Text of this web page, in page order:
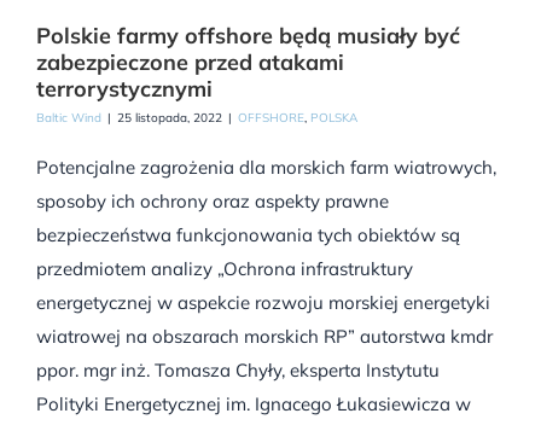
Polskie farmy offshore będą musiały być
zabezpieczone przed atakami
terrorystycznymi
Baltic Wind | 25 listopada, 2022 | OFFSHORE, POLSKA
Potencjalne zagrożenia dla morskich farm wiatrowych,
sposoby ich ochrony oraz aspekty prawne
bezpieczeństwa funkcjonowania tych obiektów są
przedmiotem analizy „Ochrona infrastruktury
energetycznej w aspekcie rozwoju morskiej energetyki
wiatrowej na obszarach morskich RP” autorstwa kmdr
ppor. mgr inż. Tomasza Chyły, eksperta Instytutu
Polityki Energetycznej im. Ignacego Łukasiewicza w